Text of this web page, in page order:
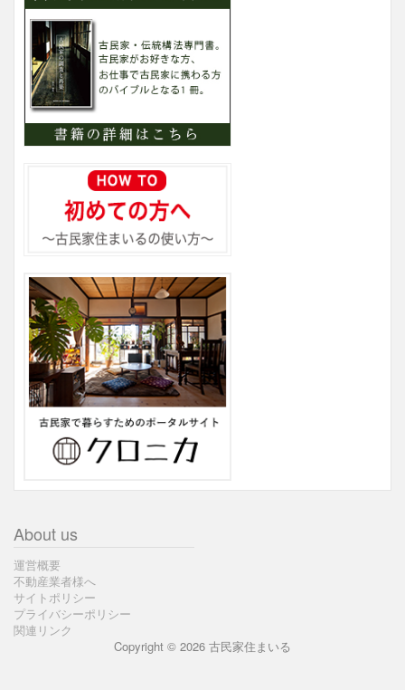
About us
運営概要
不動産業者様へ
サイトポリシー
プライバシーポリシー
関連リンク
Copyright © 2026 古民家住まいる